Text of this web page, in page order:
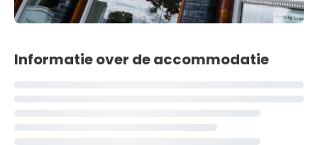
Informatie over de accommodatie